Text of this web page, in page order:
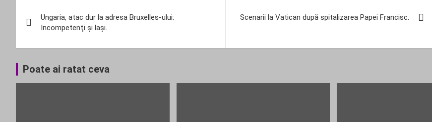
în
articole
Ungaria, atac dur la adresa Bruxelles-ului:
Incompetenţi şi laşi.
Scenarii la Vatican după spitalizarea Papei Francisc.
Poate ai ratat ceva